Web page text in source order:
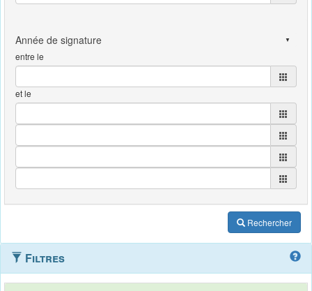
entre le
et le
Rechercher
Filtres